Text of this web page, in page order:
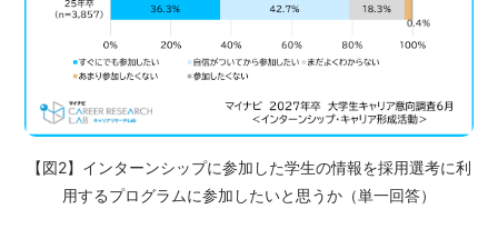
【図2】インターンシップに参加した学生の情報を採用選考に利
用するプログラムに参加したいと思うか（単一回答）